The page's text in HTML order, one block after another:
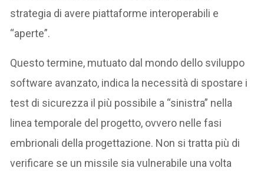
strategia di avere piattaforme interoperabili e
“aperte”.
Questo termine, mutuato dal mondo dello sviluppo
software avanzato, indica la necessità di spostare i
test di sicurezza il più possibile a “sinistra” nella
linea temporale del progetto, ovvero nelle fasi
embrionali della progettazione. Non si tratta più di
verificare se un missile sia vulnerabile una volta